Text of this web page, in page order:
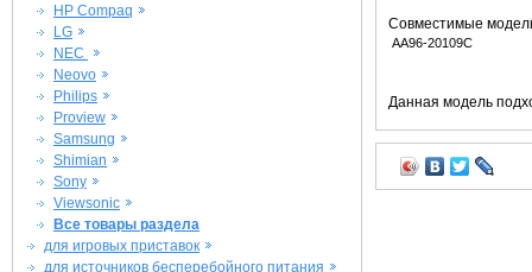
HP Compaq
LG
NEC
Neovo
Philips
Proview
Samsung
Shimian
Sony
Viewsonic
Все товары раздела
для игровых приставок
для источников бесперебойного питания
Совместимые
AA96-20109C
Данная модель